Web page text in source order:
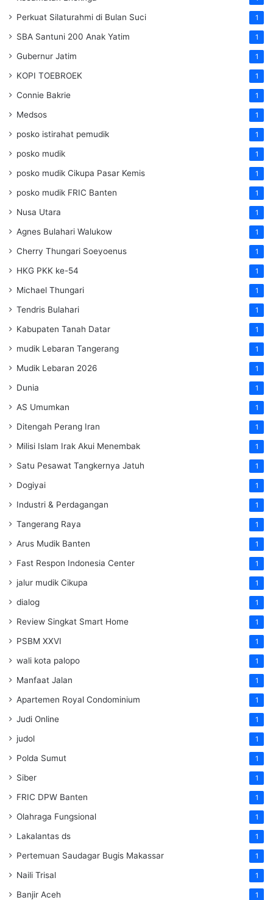
Perkuat Silaturahmi di Bulan Suci 1
SBA Santuni 200 Anak Yatim 1
Gubernur Jatim 1
KOPI TOEBROEK 1
Connie Bakrie 1
Medsos 1
posko istirahat pemudik 1
posko mudik 1
posko mudik Cikupa Pasar Kemis 1
posko mudik FRIC Banten 1
Nusa Utara 1
Agnes Bulahari Walukow 1
Cherry Thungari Soeyoenus 1
HKG PKK ke-54 1
Michael Thungari 1
Tendris Bulahari 1
Kabupaten Tanah Datar 1
mudik Lebaran Tangerang 1
Mudik Lebaran 2026 1
Dunia 1
AS Umumkan 1
Ditengah Perang Iran 1
Milisi Islam Irak Akui Menembak 1
Satu Pesawat Tangkernya Jatuh 1
Dogiyai 1
Industri & Perdagangan 1
Tangerang Raya 1
Arus Mudik Banten 1
Fast Respon Indonesia Center 1
jalur mudik Cikupa 1
dialog 1
Review Singkat Smart Home 1
PSBM XXVI 1
wali kota palopo 1
Manfaat Jalan 1
Apartemen Royal Condominium 1
Judi Online 1
judol 1
Polda Sumut 1
Siber 1
FRIC DPW Banten 1
Olahraga Fungsional 1
Lakalantas ds 1
Pertemuan Saudagar Bugis Makassar 1
Naili Trisal 1
Banjir Aceh 1